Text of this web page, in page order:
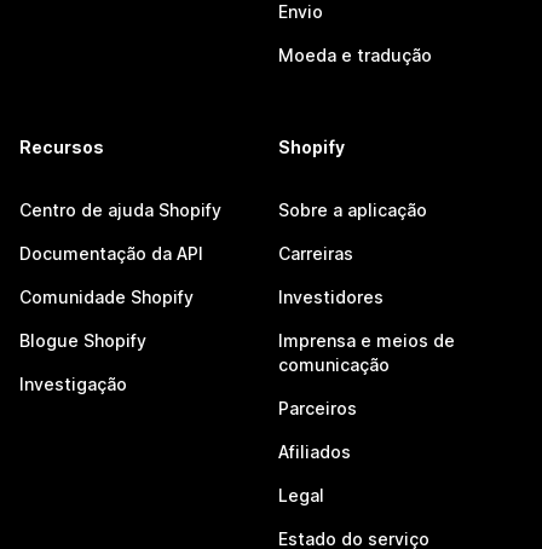
Envio
Moeda e tradução
Recursos
Centro de ajuda Shopify
Documentação da API
Comunidade Shopify
Blogue Shopify
Investigação
Shopify
Sobre a aplicação
Carreiras
Investidores
Imprensa e meios de
comunicação
Parceiros
Afiliados
Legal
Estado do serviço